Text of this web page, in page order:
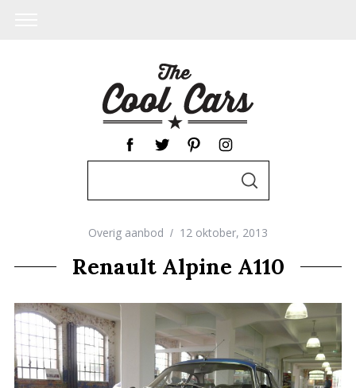
r
c
f
o
r
:
S
E
C
H
Overig aanbod 12 oktober, 2013
Renault Alpine A110